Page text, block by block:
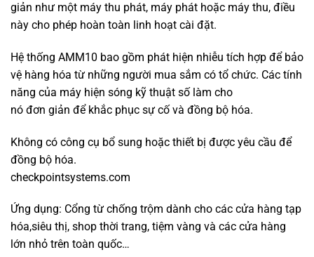
giản như một máy thu phát, máy phát hoặc máy thu, điều
này cho phép hoàn toàn linh hoạt cài đặt.
Hệ thống AMM10 bao gồm phát hiện nhiễu tích hợp để bảo
vệ hàng hóa từ những người mua sắm có tổ chức. Các tính
năng của máy hiện sóng kỹ thuật số làm cho
nó đơn giản để khắc phục sự cố và đồng bộ hóa.
Không có công cụ bổ sung hoặc thiết bị được yêu cầu để
đồng bộ hóa.
checkpointsystems.com
Ứng dụng: Cổng từ chống trộm dành cho các cửa hàng tạp
hóa,siêu thị, shop thời trang, tiệm vàng và các cửa hàng
lớn nhỏ trên toàn quốc…